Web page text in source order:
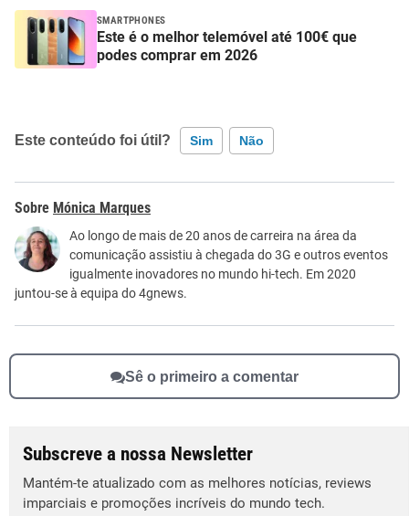
SMARTPHONES
Este é o melhor telemóvel até 100€ que
podes comprar em 2026
Este conteúdo foi útil? Sim Não
Este conteúdo contém informação incorreta
Este conteúdo não tem a informação que procuro
Outro
Mónica Marques
Ao longo de mais de 20 anos de carreira na área da
comunicação assistiu à chegada do 3G e outros eventos
igualmente inovadores no mundo hi-tech. Em 2020
juntou-se à equipa do 4gnews.
Sê o primeiro a comentar
Subscreve a nossa Newsletter
Mantém-te atualizado com as melhores notícias, reviews
imparciais e promoções incríveis do mundo tech.